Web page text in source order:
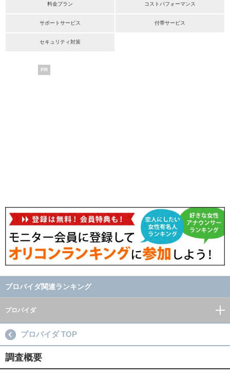
料金プラン コストパフォーマンス
サポートサービス 付帯サービス
セキュリティ対策
PR
プロバイダ関連ランキング
プロバイダ
プロバイダ TOP
調査概要